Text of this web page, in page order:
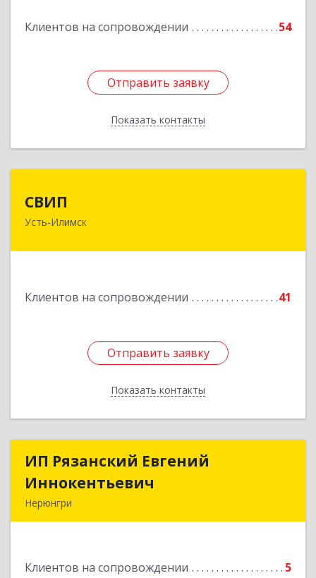
Клиентов на сопровождении 54
Отправить заявку
Показать контакты
Подробнее
Отправить заявку
Назад
СВИП
Усть-Илимск
Клиентов на сопровождении 41
Отправить заявку
Показать контакты
666685, Иркутская обл, Усть-Илимск г,
Отправить заявку
Назад
ИП Рязанский Евгений
Иннокентьевич
Нерюнгри
Клиентов на сопровождении 5
ИП Рязанский Евгений
Подробнее